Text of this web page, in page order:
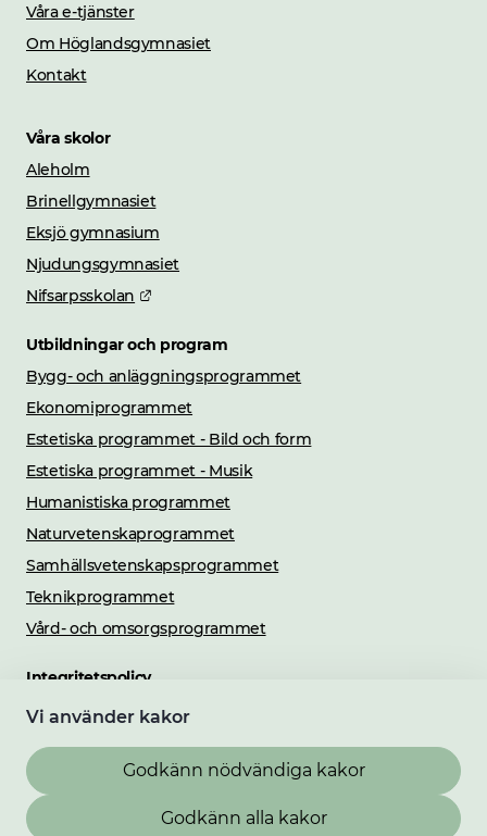
Vi använder kakor
Godkänn nödvändiga kakor
Godkänn alla kakor
Våra e-tjänster
Om Höglandsgymnasiet
Kontakt
Våra skolor
Aleholm
Brinellgymnasiet
Eksjö gymnasium
Njudungsgymnasiet
Nifsarpsskolan
Länk till annan webbplats.
Utbildningar och program
Bygg- och anläggningsprogrammet
Ekonomiprogrammet
Estetiska programmet - Bild och form
Estetiska programmet - Musik
Humanistiska programmet
Naturvetenskaprogrammet
Samhällsvetenskaps­programmet
Teknikprogrammet
Vård- och omsorgsprogrammet
Integritetspolicy
Integritetspolicy
Tillgänglighet